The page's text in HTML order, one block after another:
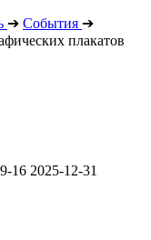
➔ События ➔
плакатов
16 2025-12-31